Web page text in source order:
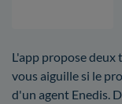
L'app propose deux
vous aiguille si le
d'un agent Enedis.